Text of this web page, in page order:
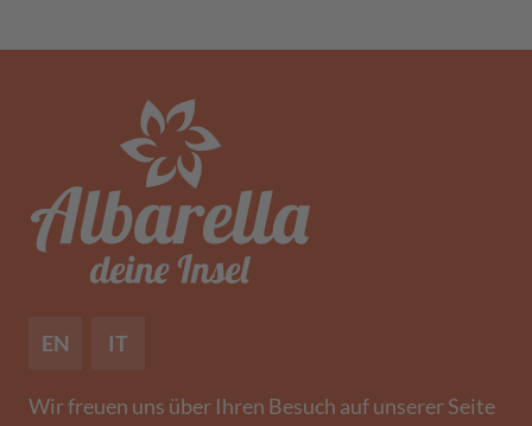
EN IT
Wir freuen uns über Ihren Besuch auf unserer Seite